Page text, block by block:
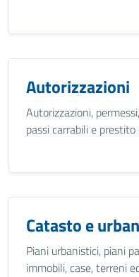
Autorizzazioni
Autorizzazioni,
passi carrabili e
Catasto e
Piani urbanistici, piani
immobili, case, terreni